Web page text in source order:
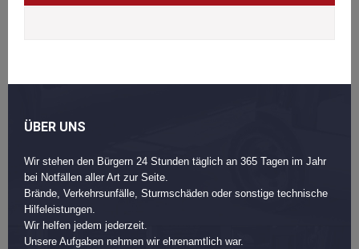
ÜBER UNS
Wir stehen den Bürgern 24 Stunden täglich an 365 Tagen im Jahr
bei Notfällen aller Art zur Seite.
Brände, Verkehrsunfälle, Sturmschäden oder sonstige technische
Hilfeleistungen.
Wir helfen jedem jederzeit.
Unsere Aufgaben nehmen wir ehrenamtlich war.